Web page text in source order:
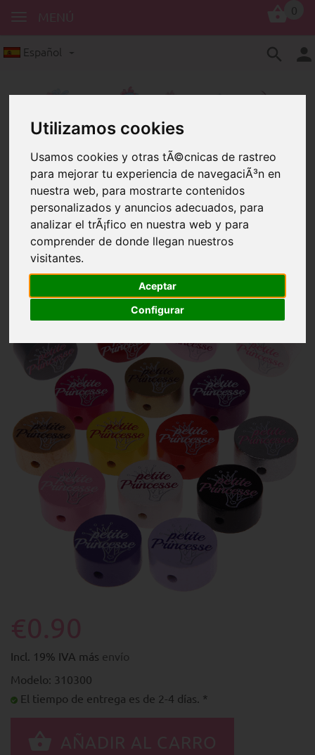
Utilizamos cookies
Usamos cookies y otras tÃ©cnicas de rastreo
para mejorar tu experiencia de navegaciÃ³n en
nuestra web, para mostrarte contenidos
personalizados y anuncios adecuados, para
analizar el trÃ¡fico en nuestra web y para
comprender de donde llegan nuestros
visitantes.
Aceptar
Configurar
Español
Figuras con motivo
Figura con motivo "petite princesse"
Figura con motivo "petite
princesse"
Incl. 19% IVA más envío
Modelo: 310300
El tiempo de entrega es de 2-4 días. *